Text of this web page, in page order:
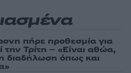
πήρε προθεσμία για
Τρίτη – «Είναι αθώα,
διαδήλωση όπως και